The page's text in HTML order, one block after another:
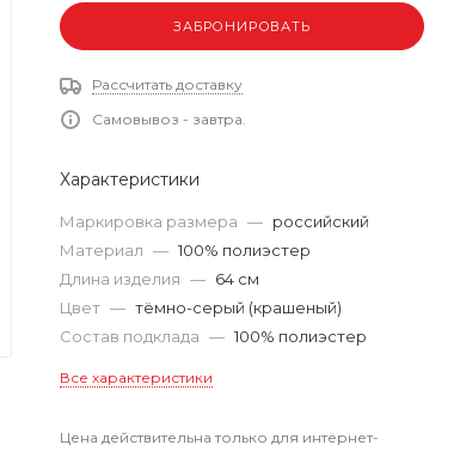
ЗАБРОНИРОВАТЬ
Рассчитать доставку
Самовывоз - завтра.
Характеристики
Маркировка размера — российский
Материал — 100% полиэстер
Длина изделия — 64 см
Цвет — тёмно-серый (крашеный)
Состав подклада — 100% полиэстер
Все характеристики
Цена действительна только для интернет-